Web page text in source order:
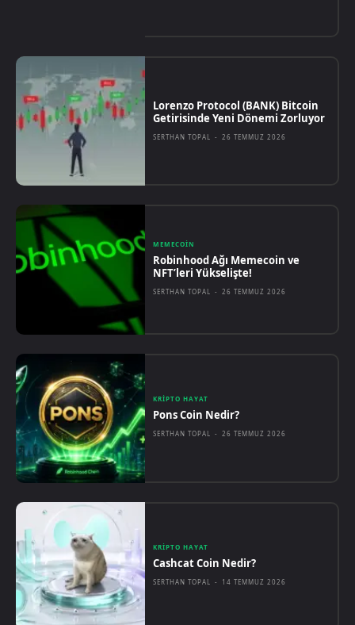
Lorenzo Protocol (BANK) Bitcoin
Getirisinde Yeni Dönemi Zorluyor
SERTHAN TOPAL - 26 TEMMUZ 2026
MEMECOIN
Robinhood Ağı Memecoin ve
NFT’leri Yükselişte!
SERTHAN TOPAL - 26 TEMMUZ 2026
KRIPTO HAYAT
Pons Coin Nedir?
SERTHAN TOPAL - 26 TEMMUZ 2026
KRIPTO HAYAT
Cashcat Coin Nedir?
SERTHAN TOPAL - 14 TEMMUZ 2026